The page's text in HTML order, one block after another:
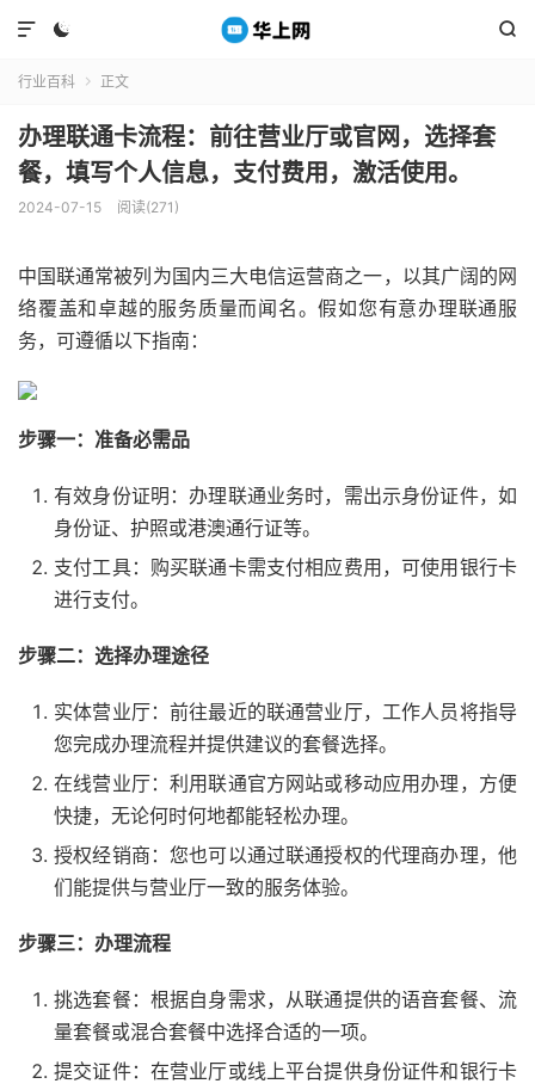
 

行业百科  正文
办理联通卡流程：前往营业厅或官网，选择套
餐，填写个人信息，支付费用，激活使用。
2024-07-15 阅读(271)
中国联通常被列为国内三大电信运营商之一，以其广阔的网
络覆盖和卓越的服务质量而闻名。假如您有意办理联通服
务，可遵循以下指南：
步骤一：准备必需品
有效身份证明：办理联通业务时，需出示身份证件，如
身份证、护照或港澳通行证等。
支付工具：购买联通卡需支付相应费用，可使用银行卡
进行支付。
步骤二：选择办理途径
实体营业厅：前往最近的联通营业厅，工作人员将指导
您完成办理流程并提供建议的套餐选择。
在线营业厅：利用联通官方网站或移动应用办理，方便
快捷，无论何时何地都能轻松办理。
授权经销商：您也可以通过联通授权的代理商办理，他
们能提供与营业厅一致的服务体验。
步骤三：办理流程
挑选套餐：根据自身需求，从联通提供的语音套餐、流
量套餐或混合套餐中选择合适的一项。
提交证件：在营业厅或线上平台提供身份证件和银行卡